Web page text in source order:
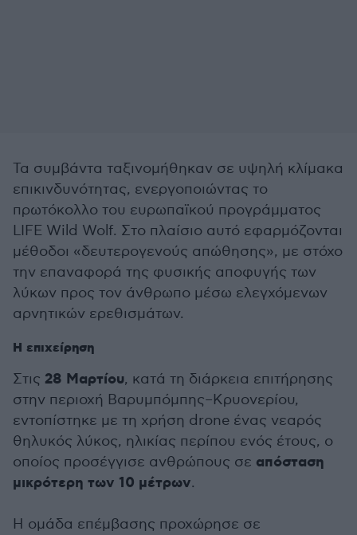
Τα συμβάντα ταξινομήθηκαν σε υψηλή κλίμακα
επικινδυνότητας, ενεργοποιώντας το
πρωτόκολλο του ευρωπαϊκού προγράμματος
LIFE Wild Wolf. Στο πλαίσιο αυτό εφαρμόζονται
μέθοδοι «δευτερογενούς απώθησης», με στόχο
την επαναφορά της φυσικής αποφυγής των
λύκων προς τον άνθρωπο μέσω ελεγχόμενων
αρνητικών ερεθισμάτων.
Η επιχείρηση
Στις 28 Μαρτίου, κατά τη διάρκεια επιτήρησης
στην περιοχή Βαρυμπόμπης–Κρυονερίου,
εντοπίστηκε με τη χρήση drone ένας νεαρός
θηλυκός λύκος, ηλικίας περίπου ενός έτους, ο
οποίος προσέγγισε ανθρώπους σε απόσταση
μικρότερη των 10 μέτρων.
Η ομάδα επέμβασης προχώρησε σε